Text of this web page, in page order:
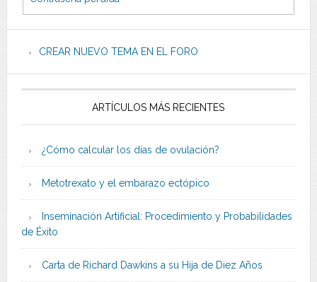
CREAR NUEVO TEMA EN EL FORO
ARTÍCULOS MÁS RECIENTES
¿Cómo calcular los días de ovulación?
Metotrexato y el embarazo ectópico
Inseminación Artificial: Procedimiento y Probabilidades
de Éxito
Carta de Richard Dawkins a su Hija de Diez Años